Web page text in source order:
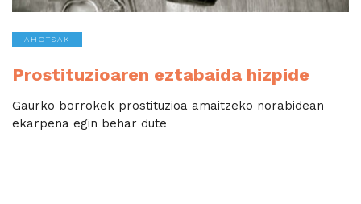
AHOTSAK
Prostituzioaren eztabaida hizpide
Gaurko borrokek prostituzioa amaitzeko norabidean
ekarpena egin behar dute